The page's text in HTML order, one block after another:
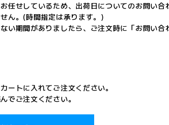
任せしているため、出荷日についてのお問い合
ん。(時間指定は承ります。)
い期間がありましたら、ご注文時に「お問い合
ートに入れてご注文ください。
でご注文ください。